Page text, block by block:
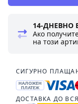
14-ДНЕВНО
Ако
на този
СИГУРНО
НАЛОЖЕН
ПЛАТЕЖ
ДОСТАВКА ДО